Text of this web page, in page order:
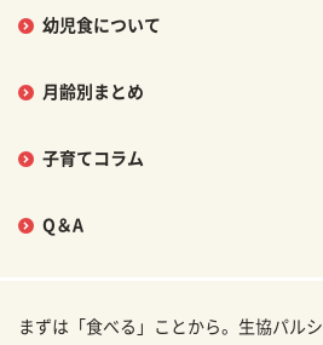
幼児食について
月齢別まとめ
子育てコラム
Q＆A
まずは「食べる」ことから。生協パル